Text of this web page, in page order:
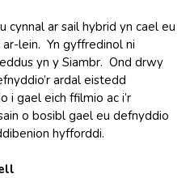
cynnal ar sail hybrid yn cael eu
ar-lein. Yn gyffredinol ni
yn y Siambr. Ond drwy
ardal eistedd
i gael eich ffilmio ac i’r
o bosibl gael eu defnyddio
hyfforddi.